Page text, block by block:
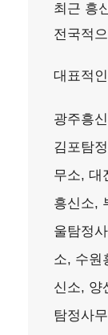
최근 흥
전국적
대표적
광주흥
김포탐
무소, 대
흥신소,
울탐정
소, 수원
신소, 양
탐정사